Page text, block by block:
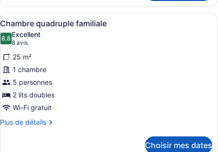
la
mer
Chambre
triple
Deluxe,
sur
mer
Afficher
toutes
les
photos
pour
ce
type
de
chambre :
Chambre
Une chambre d’hôtel avec deux
5
Chambre quadruple familiale
8,88,8 sur 10
Excellent
8 avis
(8 avis)
25 m²
1 chambre
5 personnes
2 lits doubles
Wi-Fi gratuit
Plus de détails
Plus
Choisir mes dates